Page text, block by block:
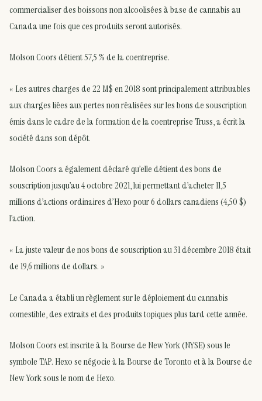
commercialiser des boissons non alcoolisées à base de cannabis au
Canada une fois que ces produits seront autorisés.
Molson Coors détient 57,5 % de la coentreprise.
« Les autres charges de 22 M$ en 2018 sont principalement attribuables
aux charges liées aux pertes non réalisées sur les bons de souscription
émis dans le cadre de la formation de la coentreprise Truss, a écrit la
société dans son dépôt.
Molson Coors a également déclaré qu’elle détient des bons de
souscription jusqu’au 4 octobre 2021, lui permettant d’acheter 11,5
millions d’actions ordinaires d’Hexo pour 6 dollars canadiens (4,50 $)
l’action.
« La juste valeur de nos bons de souscription au 31 décembre 2018 était
de 19,6 millions de dollars. »
Le Canada a établi un règlement sur le déploiement du cannabis
comestible, des extraits et des produits topiques plus tard cette année.
Molson Coors est inscrite à la Bourse de New York (NYSE) sous le
symbole TAP. Hexo se négocie à la Bourse de Toronto et à la Bourse de
New York sous le nom de Hexo.